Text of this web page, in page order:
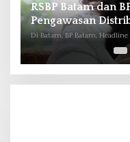
Pengurus PWI
Diri Anggota,
ke Pusat
Di Batam, Headline |